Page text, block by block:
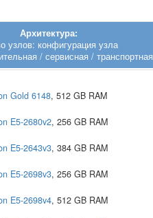
Архитектура:
узлов: конфигурация узла
/ сервисная / транспортная
Gold 6148, 512 GB RAM
E5-2680v2, 256 GB RAM
E5-2643v3, 384 GB RAM
E5-2698v3, 256 GB RAM
E5-2698v4, 512 GB RAM